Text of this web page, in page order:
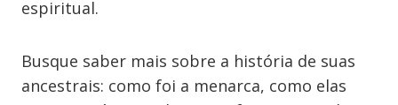
espiritual.
Busque saber mais sobre a história de suas
ancestrais: como foi a menarca, como elas